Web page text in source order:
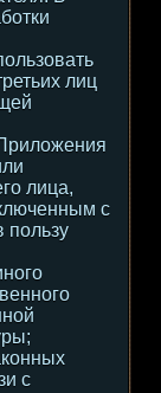
лиц
лица,
с
пользу
с